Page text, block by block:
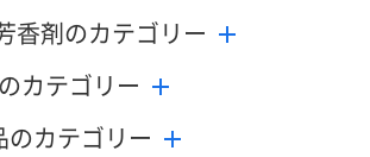
香剤のカテゴリー
カテゴリー
のカテゴリー